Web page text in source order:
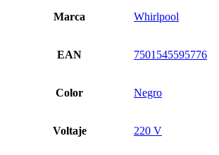
Marca Whirlpool
EAN 7501545595776
Color Negro
Voltaje 220 V